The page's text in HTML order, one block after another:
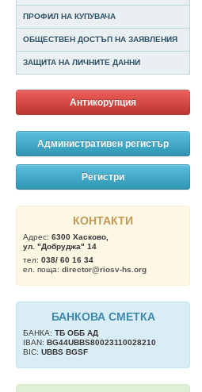
ПРОФИЛ НА КУПУВАЧА
ОБЩЕСТВЕН ДОСТЪП НА ЗАЯВЛЕНИЯ
ЗАЩИТА НА ЛИЧНИТЕ ДАННИ
Антикорупция
Административен регистър
Регистри
КОНТАКТИ
Адрес: 6300 Хасково,
ул. "Добруджа" 14
тел: 038/ 60 16 34
ел. поща: director@riosv-hs.org
БАНКОВА СМЕТКА
БАНКА: ТБ OББ АД
IBAN: BG44UBBS80023110028210
BIC: UBBS BGSF